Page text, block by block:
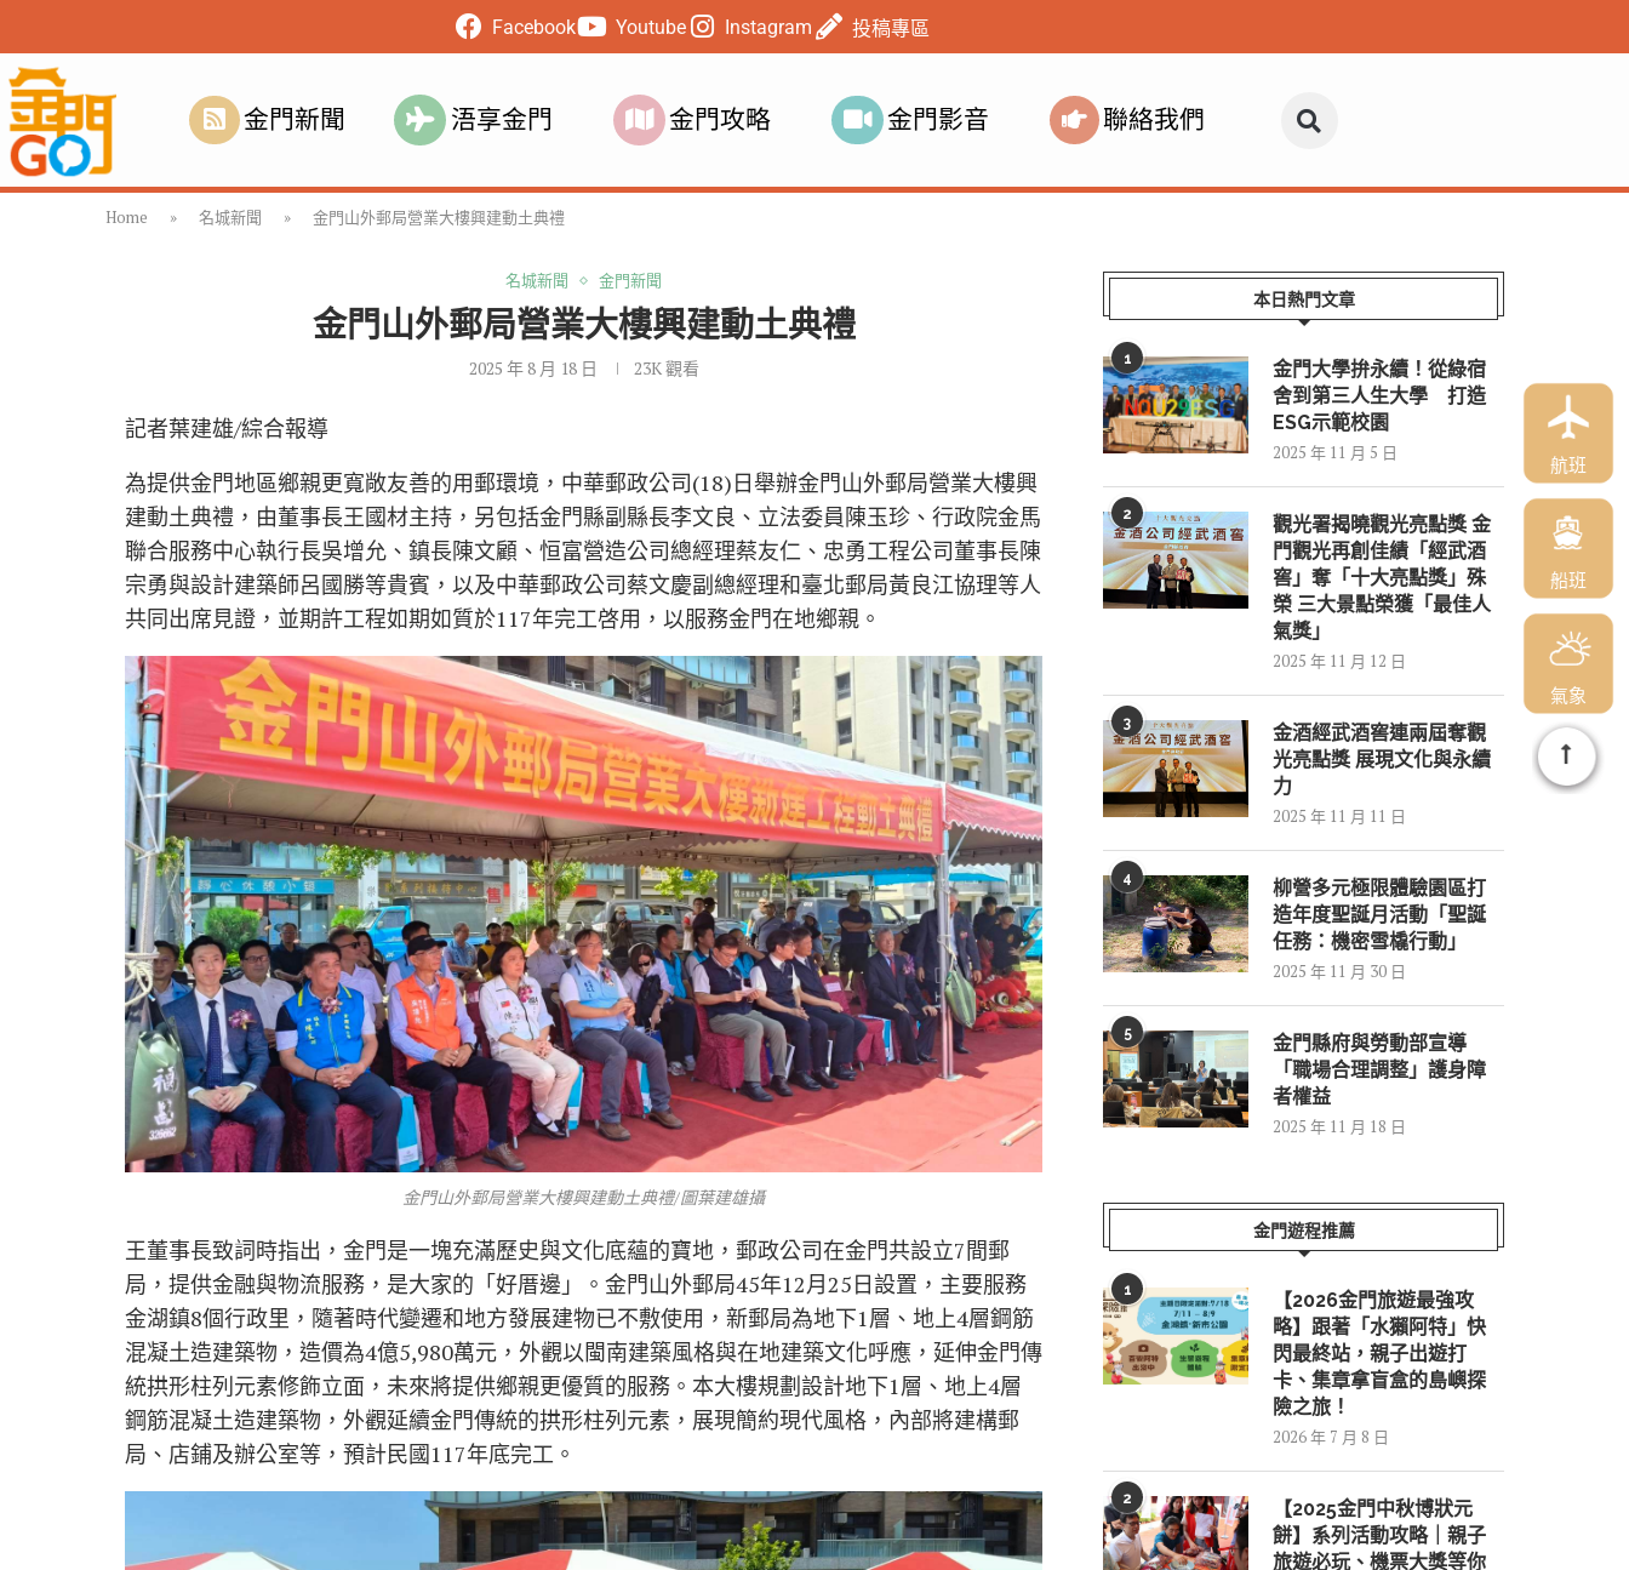
Facebook Youtube Instagram 投稿專區
金門新聞 浯享金門 金門攻略 金門影音 聯絡我們
Home » 名城新聞 » 金門山外郵局營業大樓興建動土典禮
名城新聞 金門新聞
金門山外郵局營業大樓興建動土典禮
2025 年 8 月 18 日 23K觀看
記者葉建雄/綜合報導
為提供金門地區鄉親更寬敞友善的用郵環境，中華郵政公司(18)日舉辦金門山外郵局營業大樓興
建動土典禮，由董事長王國材主持，另包括金門縣副縣長李文良、立法委員陳玉珍、行政院金馬
聯合服務中心執行長吳增允、鎮長陳文顧、恒富營造公司總經理蔡友仁、忠勇工程公司董事長陳
宗勇與設計建築師呂國勝等貴賓，以及中華郵政公司蔡文慶副總經理和臺北郵局黃良江協理等人
共同出席見證，並期許工程如期如質於117年完工啓用，以服務金門在地鄉親。
金門山外郵局營業大樓興建動土典禮/圖葉建雄攝
王董事長致詞時指出，金門是一塊充滿歷史與文化底蘊的寶地，郵政公司在金門共設立7間郵
局，提供金融與物流服務，是大家的「好厝邊」。金門山外郵局45年12月25日設置，主要服務
金湖鎮8個行政里，隨著時代變遷和地方發展建物已不敷使用，新郵局為地下1層、地上4層鋼筋
混凝土造建築物，造價為4億5,980萬元，外觀以閩南建築風格與在地建築文化呼應，延伸金門傳
統拱形柱列元素修飾立面，未來將提供鄉親更優質的服務。本大樓規劃設計地下1層、地上4層
鋼筋混凝土造建築物，外觀延續金門傳統的拱形柱列元素，展現簡約現代風格，內部將建構郵
局、店鋪及辦公室等，預計民國117年底完工。
本日熱門文章
1
金門大學拚永續！從綠宿
舍到第三人生大學 打造
ESG示範校園
2025 年 11 月 5 日
2
觀光署揭曉觀光亮點獎 金
門觀光再創佳績「經武酒
窖」奪「十大亮點獎」殊
榮 三大景點榮獲「最佳人
氣獎」
2025 年 11 月 12 日
3
金酒經武酒窖連兩屆奪觀
光亮點獎 展現文化與永續
力
2025 年 11 月 11 日
4
柳營多元極限體驗園區打
造年度聖誕月活動「聖誕
任務：機密雪橇行動」
2025 年 11 月 30 日
5
金門縣府與勞動部宣導
「職場合理調整」護身障
者權益
2025 年 11 月 18 日
金門遊程推薦
1
【2026金門旅遊最強攻
略】跟著「水獺阿特」快
閃最終站，親子出遊打
卡、集章拿盲盒的島嶼探
險之旅！
2026 年 7 月 8 日
2
【2025金門中秋博狀元
餅】系列活動攻略｜親子
旅遊必玩、機票大獎等你
航班
船班
氣象